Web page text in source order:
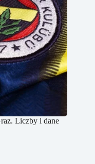
Liczby i dane